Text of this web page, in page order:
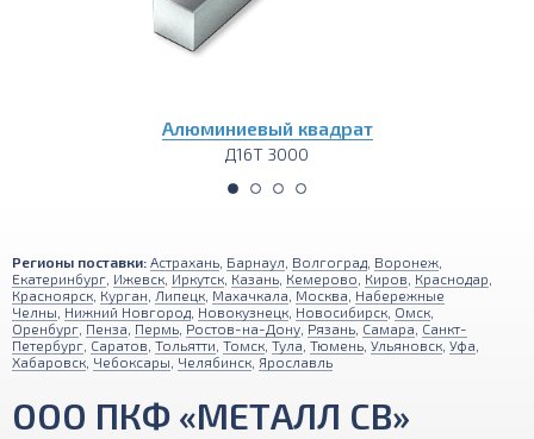
Алюминиевый квадрат
Д16Т 3000
Регионы поставки: Астрахань Барнаул Волгоград Воронеж
Екатеринбург Ижевск Иркутск Казань Кемерово Киров Краснодар
Красноярск Курган Липецк Махачкала Москва Набережные
Челны Нижний Новгород Новокузнецк Новосибирск Омск
Оренбург Пенза Пермь Ростов-на-Дону Рязань Самара Санкт-
Петербург Саратов Тольятти Томск Тула Тюмень Ульяновск Уфа
Хабаровск Чебоксары Челябинск Ярославль
ООО ПКФ «МЕТАЛЛ СВ»